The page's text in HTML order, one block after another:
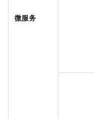
微服务